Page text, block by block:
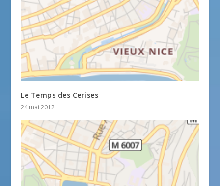
Le Temps des Cerises
24 mai 2012